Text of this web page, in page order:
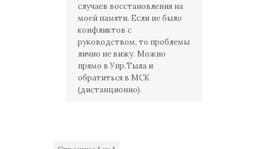
случаев восстановления на
моей памяти. Если не было
конфликтов с
руководством, то проблемы
лично не вижу. Можно
прямо в Упр.Тыла и
обратиться в МСК
(дистанционно).